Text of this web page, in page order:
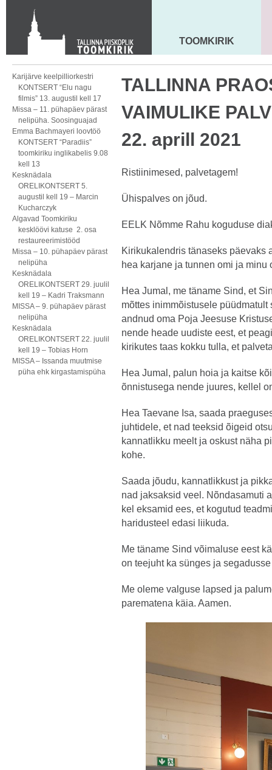
KONTAKT
Toom-Kooli 6, 10130 TALLINN
tallinna.toom@eelk.ee
MAARJA KIRIK
TOOMKIRIK
Karijärve keelpilliorkestri
KONTSERT “Elu nagu
filmis” 13. augustil kell 17
Missa – 11. pühapäev pärast
nelipüha. Soosinguajad
Emma Bachmayeri loovtöö
KONTSERT “Paradiis”
toomkiriku inglikabelis 9.08
kell 13
Kesknädala
ORELIKONTSERT 5.
augustil kell 19 – Marcin
Kucharczyk
Algavad Toomkiriku
kesklöövi katuse 2. osa
restaureerimistööd
Missa – 10. pühapäev pärast
nelipüha
Kesknädala
ORELIKONTSERT 29. juulil
kell 19 – Kadri Traksmann
MISSA – 9. pühapäev pärast
nelipüha
Kesknädala
ORELIKONTSERT 22. juulil
kell 19 – Tobias Horn
MISSA – Issanda muutmise
püha ehk kirgastamispüha
TALLINNA
VAIMULIKE
22. aprill 2021
Ristiinimesed, palvetagem!
Ühispalves on jõud.
EELK Nõmme Rahu koguduse
Kirikukalendris tänaseks päevaks
hea karjane ja tunnen omi ja minu
Hea Jumal, me täname Sind, et
mõttes inimmõistusele
andnud oma Poja Jeesuse
nende heade uudiste eest, et
kirikutes taas kokku tulla, et
Hea Jumal, palun hoia ja kaitse
õnnistusega nende juures, kellel
Hea Taevane Isa, saada
juhtidele, et nad teeksid õigeid
kannatlikku meelt ja oskust näha
kohe.
Saada jõudu, kannatlikkust ja
nad jaksaksid veel. Nõndasamuti
kel eksamid ees, et kogutud
haridusteel edasi liikuda.
Me täname Sind võimaluse eest
on teejuht ka sünges ja
Me oleme valguse lapsed ja
parematena käia. Aamen.